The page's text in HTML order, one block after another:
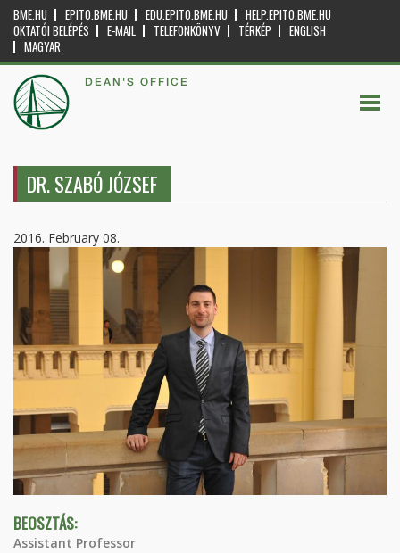
BME.HU EPITO.BME.HU EDU.EPITO.BME.HU
HELP.EPITO.BME.HU
OKTATÓI BELÉPÉS
E-MAIL TELEFONKÖNYV TÉRKÉP
ENGLISH
MAGYAR
DEAN'S OFFICE
DR. SZABÓ JÓZSEF
2016. February 08.
BEOSZTÁS:
Assistant Professor